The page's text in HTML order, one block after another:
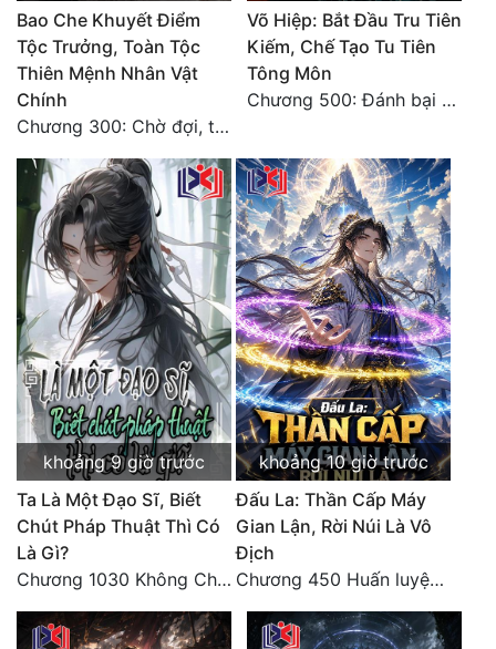
Bao Che Khuyết Điểm
Tộc Trưởng, Toàn Tộc
Thiên Mệnh Nhân Vật
Chính
Chương 300: Chờ đợi, thời khắc truy sát đến gần.
Võ Hiệp: Bắt Đầu Tru Tiên
Kiếm, Chế Tạo Tu Tiên
Tông Môn
Chương 500: Đánh bại Quái Ngư, tiến nhập Hồng Thụ lâm
khoảng 9 giờ trước
Ta Là Một Đạo Sĩ, Biết
Chút Pháp Thuật Thì Có
Là Gì?
Chương 1030 Không Chi Hoàng Nguyên Đại Hư
khoảng 10 giờ trước
Đấu La: Thần Cấp Máy
Gian Lận, Rời Núi Là Vô
Địch
Chương 450 Huấn luyện thực chiến, Long Linh Cơ đối chiến bốn người Cổ Nguyệt và Vũ Lân!